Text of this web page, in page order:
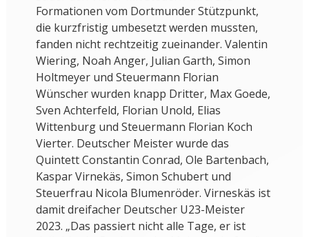
Formationen vom Dortmunder Stützpunkt,
die kurzfristig umbesetzt werden mussten,
fanden nicht rechtzeitig zueinander. Valentin
Wiering, Noah Anger, Julian Garth, Simon
Holtmeyer und Steuermann Florian
Wünscher wurden knapp Dritter, Max Goede,
Sven Achterfeld, Florian Unold, Elias
Wittenburg und Steuermann Florian Koch
Vierter. Deutscher Meister wurde das
Quintett Constantin Conrad, Ole Bartenbach,
Kaspar Virnekäs, Simon Schubert und
Steuerfrau Nicola Blumenröder. Virneskäs ist
damit dreifacher Deutscher U23-Meister
2023. „Das passiert nicht alle Tage, er ist